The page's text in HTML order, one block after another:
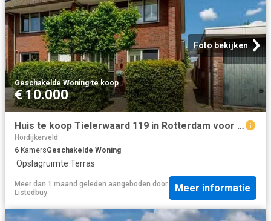
Foto bekijken
Geschakelde Woning·te koop
€ 10.000
Huis te koop Tielerwaard 119 in Rotterdam voor € 495.000
Hordijkerveld
6 KamersGeschakelde Woning
·Opslagruimte·Terras
Meer dan 1 maand geleden aangeboden door
Listedbuy
Meer informatie